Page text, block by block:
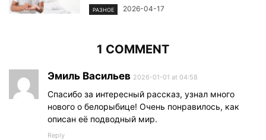
РАЗНОЕ 2026-04-17
1 COMMENT
Эмиль Васильев 2026-01-01 at 04:58
Спасибо за интересный рассказ, узнал много
нового о белорыбице! Очень понравилось, как
описан её подводный мир.
Reply